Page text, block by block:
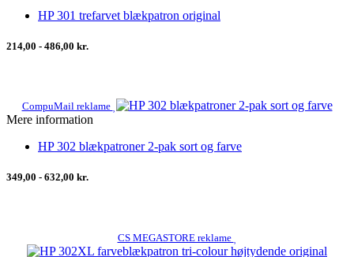
HP 301 trefarvet blækpatron original
214,00 - 486,00 kr.
CompuMail reklame
Mere information
HP 302 blækpatroner 2-pak sort og farve
349,00 - 632,00 kr.
CS MEGASTORE reklame